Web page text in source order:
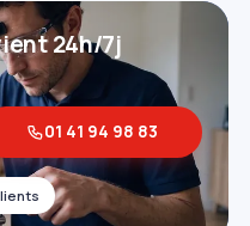
24h/7j
01 41 94 98 83